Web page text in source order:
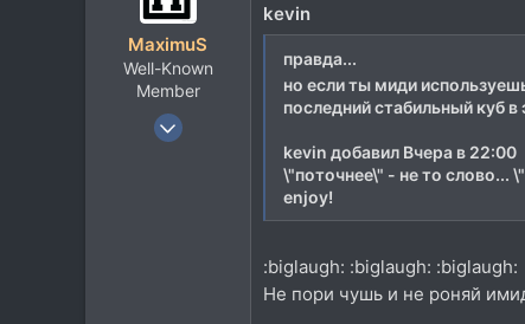
MaximuS
Well-Known
Member
19 Фев 2003
kevin
правда...
но если ты миди
последний стабильный куб в
kevin добавил Вчера в 22:00
\"поточнее\" - не то слово...
enjoy!
:biglaugh: :biglaugh: :biglaugh:
Не пори чушь и не роняй